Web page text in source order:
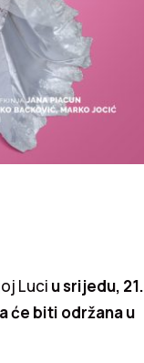
Luci u srijedu, 21.
će biti održana u